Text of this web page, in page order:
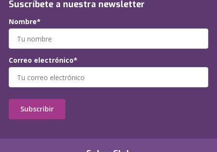
Suscríbete a nuestra newsletter
Nombre*
Correo electrónico*
Subscribir